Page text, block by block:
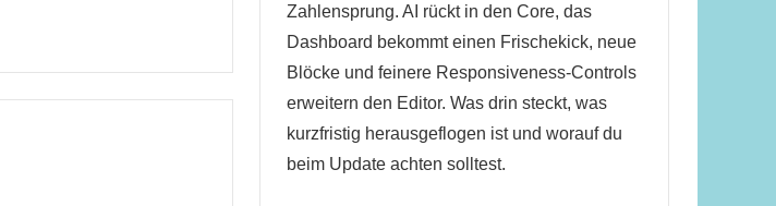
Zahlensprung. AI rückt in den Core, das
Dashboard bekommt einen Frischekick, neue
Blöcke und feinere Responsiveness-Controls
erweitern den Editor. Was drin steckt, was
kurzfristig herausgeflogen ist und worauf du
beim Update achten solltest.